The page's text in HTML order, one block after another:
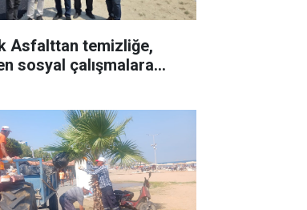
Asfalttan temizliğe,
sosyal çalışmalara…